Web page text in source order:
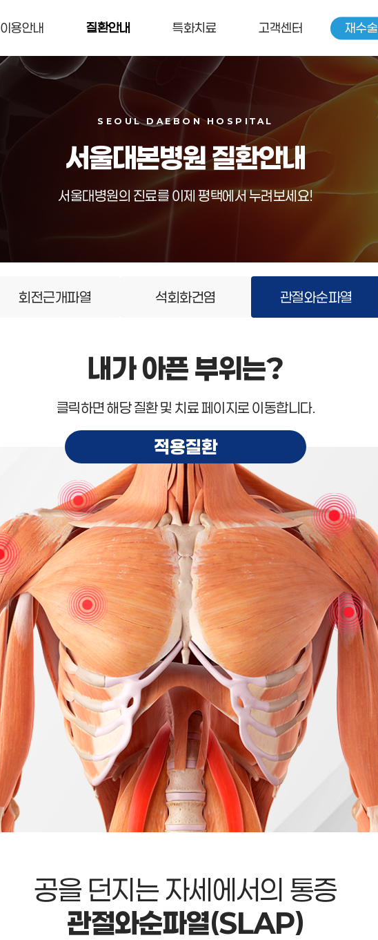
이용안내 질환안내 특화치료 고객센터 재수술
SEOUL DAEBON HOSPITAL
서울대본병원 질환안내
서울대병원의 진료를 이제 평택에서 누려보세요!
회전근개파열 석회화건염 관절와순파열
내가 아픈 부위는?
클릭하면 해당 질환 및 치료 페이지로 이동합니다.
적용질환
공을 던지는 자세에서의 통증
관절와순파열(SLAP)